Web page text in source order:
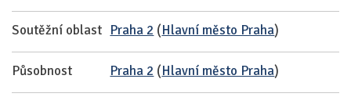
Soutěžní oblast Praha 2 (Hlavní město Praha)
Působnost Praha 2 (Hlavní město Praha)